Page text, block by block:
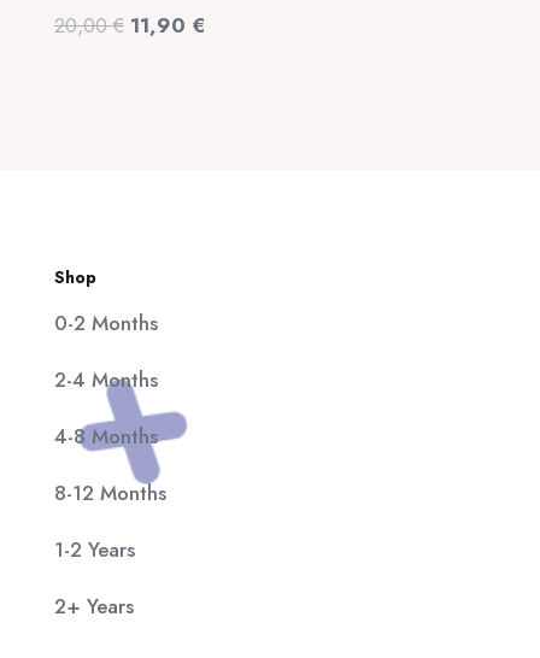
20,00€ Original
11,90 €
Shop
0-2 Months
2-4 Months
4-8 Months
8-12 Months
1-2 Years
2+ Years